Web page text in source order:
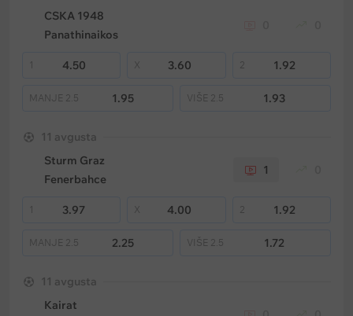
CSKA 1948
Panathinaikos
1 4.50 3.60 2 1.92
MANJE 2.5 1.95 VIŠE 2.5 1.93
11 avgusta
Sturm Graz
Fenerbahce
1
1 3.97 4.00 2 1.92
MANJE 2.5 2.25 VIŠE 2.5 1.72
11 avgusta
Kairat